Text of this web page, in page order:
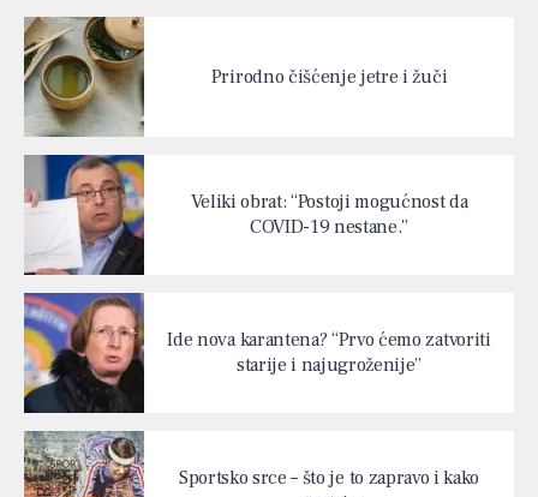
Prirodno čišćenje jetre i žuči
Veliki obrat: “Postoji mogućnost da
COVID-19 nestane.”
Ide nova karantena? “Prvo ćemo zatvoriti
starije i najugroženije”
Sportsko srce – što je to zapravo i kako